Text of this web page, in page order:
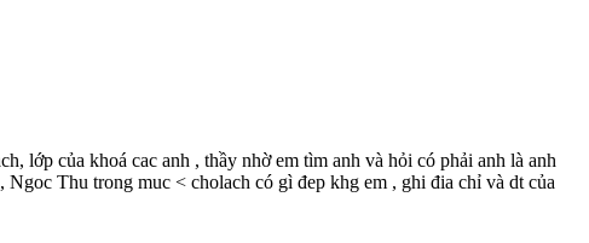
lớp của khoá cac anh , thầy nhờ em tìm anh và hỏi có phải anh là anh
Thu trong muc < cholach có gì đep khg em , ghi đia chỉ và dt của